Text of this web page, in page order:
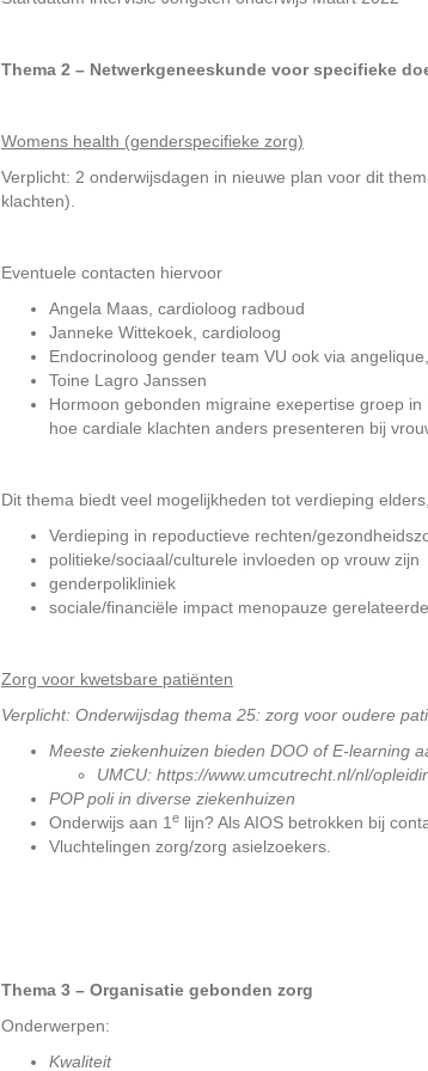
Thema 2 – Netwerkgeneeskunde voor specifieke
Womens health (genderspecifieke zorg)
Verplicht: 2 onderwijsdagen in nieuwe plan voor dit
klachten).
Eventuele contacten hiervoor
Angela Maas, cardioloog radboud
Janneke Wittekoek, cardioloog
Endocrinoloog gender team VU ook via angelique,
Toine Lagro Janssen
Hormoon gebonden migraine exepertise groep
hoe cardiale klachten anders presenteren bij
Dit thema biedt veel mogelijkheden tot verdieping
Verdieping in repoductieve rechten/
politieke/sociaal/culturele invloeden op vrouw zijn
genderpolikliniek
sociale/financiële impact menopauze
Zorg voor kwetsbare patiënten
Verplicht: Onderwijsdag thema 25: zorg voor oudere
Meeste ziekenhuizen bieden DOO of E-learning
UMCU: https://www.umcutrecht.nl/nl/
POP poli in diverse ziekenhuizen
Onderwijs aan 1 e lijn? Als AIOS betrokken bij
Vluchtelingen zorg/zorg asielzoekers.
Thema 3 – Organisatie gebonden zorg
Onderwerpen:
Kwaliteit